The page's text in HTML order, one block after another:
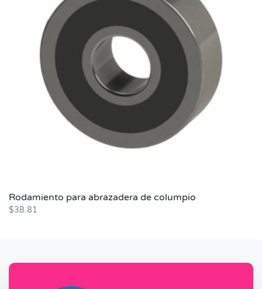
Rodamiento para abrazadera de columpio
$38.81